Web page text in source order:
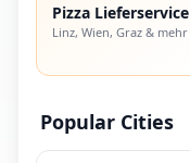
Pizza Lieferservice
Linz, Wien, Graz & mehr
Popular Cities